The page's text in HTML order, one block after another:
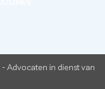
- Advocaten in dienst van